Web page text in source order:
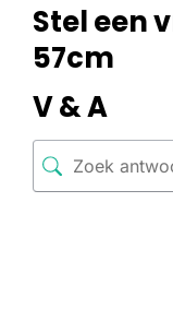
Stel een
57cm
V & A